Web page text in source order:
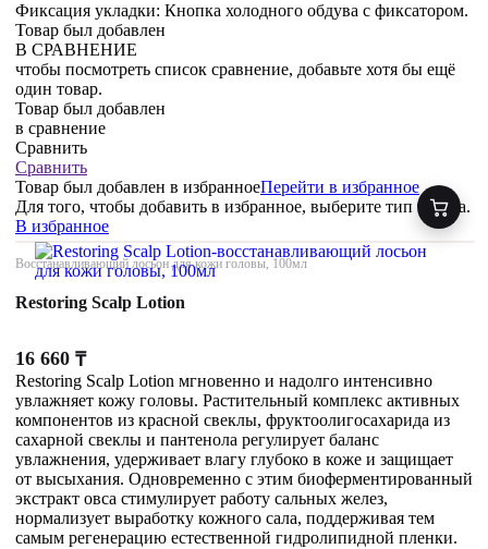
Фиксация укладки: Кнопка холодного обдува с фиксатором.
Товар был добавлен
В СРАВНЕНИЕ
чтобы посмотреть список сравнение, добавьте хотя бы ещё
один товар.
Товар был добавлен
в сравнение
Сравнить
Сравнить
Товар был добавлен в избранноеПерейти в избранное
Для того, чтобы добавить в избранное, выберите тип товара.
В избранное
Восстанавливающий лосьон для кожи головы, 100мл
Restoring Scalp Lotion
16 660 ₸
Restoring Scalp Lotion мгновенно и надолго интенсивно
увлажняет кожу головы. Растительный комплекс активных
компонентов из красной свеклы, фруктоолигосахарида из
сахарной свеклы и пантенола регулирует баланс
увлажнения, удерживает влагу глубоко в коже и защищает
от высыхания. Одновременно с этим биоферментированный
экстракт овса стимулирует работу сальных желез,
нормализует выработку кожного сала, поддерживая тем
самым регенерацию естественной гидролипидной пленки.